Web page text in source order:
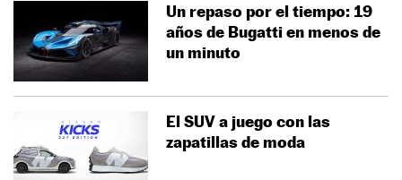
Un repaso por el tiempo: 19
años de Bugatti en menos de
un minuto
El SUV a juego con las
zapatillas de moda